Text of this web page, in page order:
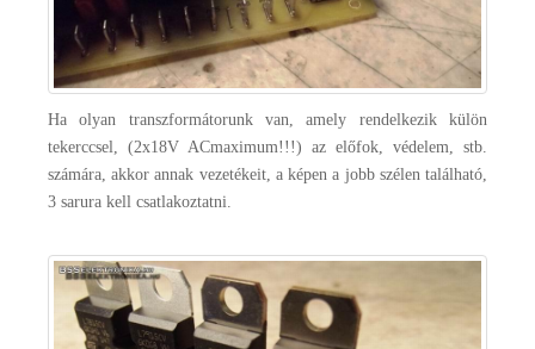
Ha olyan transzformátorunk van, amely rendelkezik külön
tekerccsel, (2x18V ACmaximum!!!) az előfok, védelem, stb.
számára, akkor annak vezetékeit, a képen a jobb szélen található,
3 sarura kell csatlakoztatni.